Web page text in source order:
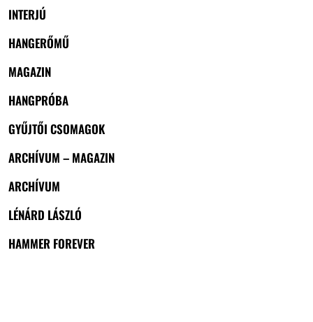
INTERJÚ
HANGERŐMŰ
MAGAZIN
HANGPRÓBA
GYŰJTŐI CSOMAGOK
ARCHÍVUM – MAGAZIN
ARCHÍVUM
LÉNÁRD LÁSZLÓ
HAMMER FOREVER